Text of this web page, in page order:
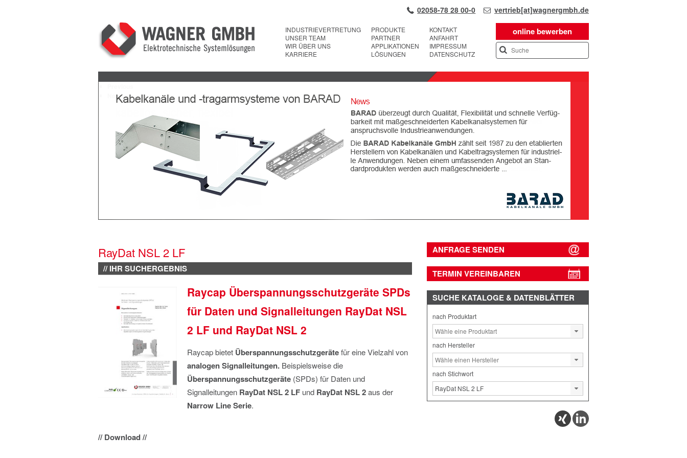
02058-78 28 00-0 vertrieb[at]wagnergmbh.de
online bewerben
INDUSTRIEVERTRETUNG
UNSER TEAM
WIR ÜBER UNS
KARRIERE
PRODUKTE
PARTNER
APPLIKATIONEN
LÖSUNGEN
KONTAKT
ANFAHRT
IMPRESSUM
DATENSCHUTZ
Next
RayDat NSL 2 LF
// IHR SUCHERGEBNIS
Raycap Überspannungsschutzgeräte SPDs
für Daten und Signalleitungen RayDat NSL
2 LF und RayDat NSL 2
Raycap bietet Überspannungsschutzgerätefür eine Vielzahl von
analogenSignalleitungen. Beispielsweise die
Überspannungsschutzgeräte(SPDs) für Daten und
Signalleitungen RayDat NSL 2 LFund RayDat NSL 2aus der
Narrow Line Serie.
// Download //
ANFRAGE SENDEN
TERMIN VEREINBAREN
SUCHE KATALOGE & DATENBLÄTTER
nach Produktart
nach Hersteller
nach Stichwort